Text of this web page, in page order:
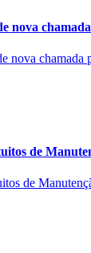
nova chamada
de